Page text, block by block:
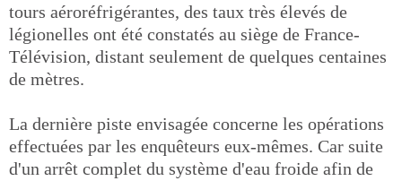
tours aéroréfrigérantes, des taux très élevés de
légionelles ont été constatés au siège de France-
Télévision, distant seulement de quelques centaines
de mètres.
La dernière piste envisagée concerne les opérations
effectuées par les enquêteurs eux-mêmes. Car suite
d'un arrêt complet du système d'eau froide afin de